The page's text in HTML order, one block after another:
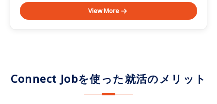
View More
Connect Jobを使った就活のメリット